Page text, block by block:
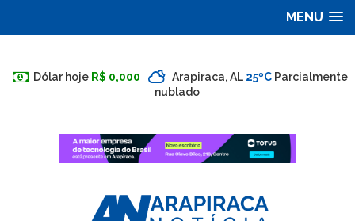
MENU
Dólar hoje R$ 0,000 Arapiraca, AL 25ºC Parcialmente
nublado